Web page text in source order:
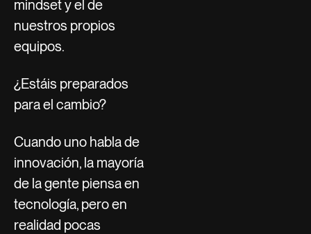
mindset y el de
nuestros propios
equipos.
¿Estáis preparados
para el cambio?
Cuando uno habla de
innovación, la mayoría
de la gente piensa en
tecnología, pero en
realidad pocas